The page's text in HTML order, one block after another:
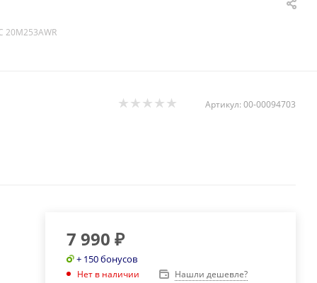
20M253AWR
Артикул: 00-00094703
7 990 ₽
+ 150 бонусов
Нет в наличии Нашли дешевле?